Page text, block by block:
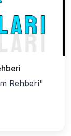
Rehberi"